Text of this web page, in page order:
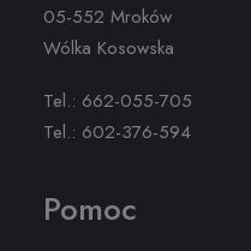
05-552 Mroków
Wólka Kosowska
Tel.: 662-055-705
Tel.: 602-376-594
Pomoc